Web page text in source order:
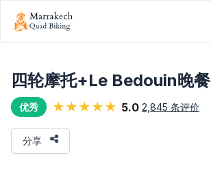
四轮摩托+Le Bedouin晚餐
优秀 ★★★★★ 5.0 2,845 条评价
分享